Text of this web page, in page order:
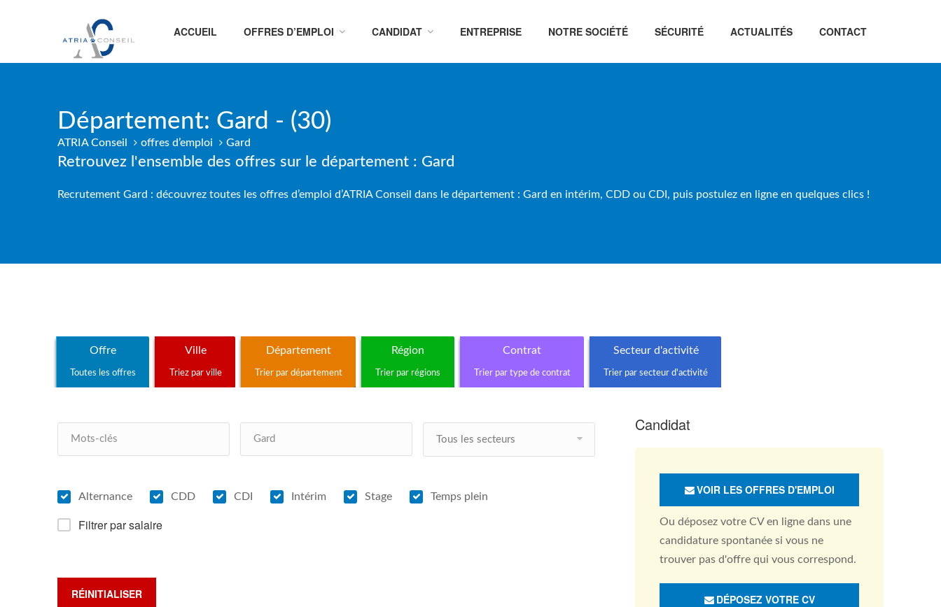
ACCUEIL OFFRES D’EMPLOI CANDIDAT ENTREPRISE NOTRE SOCIÉTÉ SÉCURITÉ ACTUALITÉS CONTACT
Département: Gard - (30)
ATRIA Conseil offres d’emploi Gard
Retrouvez l'ensemble des offres sur le département : Gard
Recrutement Gard : découvrez toutes les offres d’emploi d’ATRIA Conseil dans le département : Gard en intérim, CDD ou CDI, puis postulez en ligne en quelques clics !
Offre
Toutes les offres
Ville
Triez par ville
Département
Trier par département
Région
Trier par régions
Contrat
Trier par type de contrat
Secteur d'activité
Trier par secteur d'activité
Tous les secteurs
Alternance CDD CDI Intérim Stage Temps plein
Filtrer par salaire
RÉINITIALISER
Candidat
VOIR LES OFFRES D'EMPLOI
Ou déposez votre CV en ligne dans une
candidature spontanée si vous ne
trouver pas d'offre qui vous correspond.
DÉPOSEZ VOTRE CV